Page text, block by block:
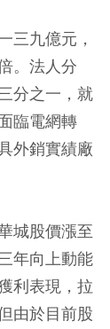
三九億元，
。法人分
分之一，就
臨電網轉
外銷實績廠
城股價漲至
年向上動能
利表現，拉
由於目前股